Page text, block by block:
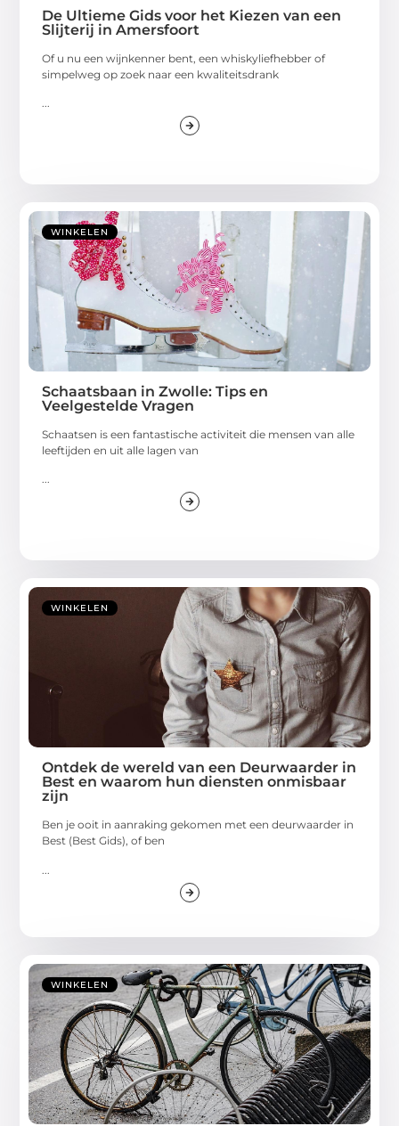
De Ultieme Gids voor het Kiezen van een
Slijterij in Amersfoort
Of u nu een wijnkenner bent, een whiskyliefhebber of
simpelweg op zoek naar een kwaliteitsdrank
WINKELEN
Schaatsbaan in Zwolle: Tips en
Veelgestelde Vragen
Schaatsen is een fantastische activiteit die mensen van alle
leeftijden en uit alle lagen van
...
WINKELEN
Ontdek de wereld van een Deurwaarder in
Best en waarom hun diensten onmisbaar
zijn
Ben je ooit in aanraking gekomen met een deurwaarder in
Best (Best Gids), of ben
WINKELEN